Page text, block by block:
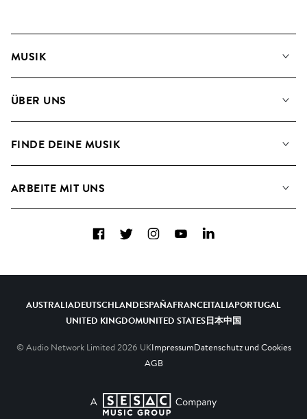
MUSIK
Suche
ÜBER UNS
Blog
FINDE DEINE MUSIK
Kontakt
ARBEITE MIT UNS
A&R - Demo-Einsendungen
FacebookTwitterInstagramYouTubeLinkedIn
AUSTRALIADEUTSCHLANDESPAÑAFRANCEITALIAPORTUGAL
UNITED KINGDOMUNITED STATES日本中国
© Audio Network Limited 2026 UKImpressumDatenschutz und Cookies
AGB
A SESAC Company